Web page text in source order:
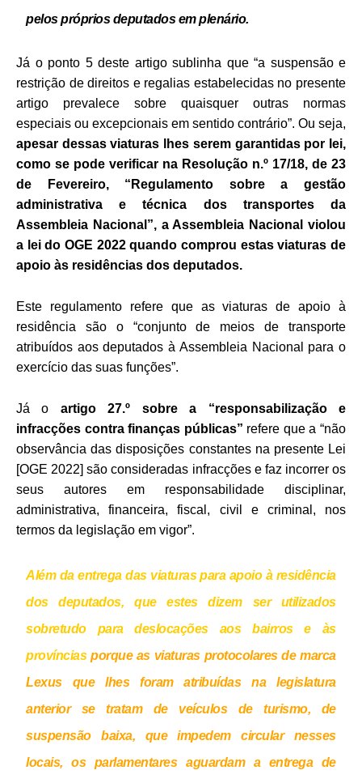
pelos próprios deputados em plenário.
Já o ponto 5 deste artigo sublinha que “a suspensão e
restrição de direitos e regalias estabelecidas no presente
artigo prevalece sobre quaisquer outras normas
especiais ou excepcionais em sentido contrário”. Ou seja,
apesar dessas viaturas lhes serem garantidas por lei,
como se pode verificar na Resolução n.º 17/18, de 23
de Fevereiro, “Regulamento sobre a gestão
administrativa e técnica dos transportes da
Assembleia Nacional”, a Assembleia Nacional violou
a lei do OGE 2022 quando comprou estas viaturas de
apoio às residências dos deputados.
Este regulamento refere que as viaturas de apoio à
residência são o “conjunto de meios de transporte
atribuídos aos deputados à Assembleia Nacional para o
exercício das suas funções”.
Já o artigo 27.º sobre a “responsabilização e
infracções contra finanças públicas” refere que a “não
observância das disposições constantes na presente Lei
[OGE 2022] são consideradas infracções e faz incorrer os
seus autores em responsabilidade disciplinar,
administrativa, financeira, fiscal, civil e criminal, nos
termos da legislação em vigor”.
Além da entrega das viaturas para apoio à residência
dos deputados, que estes dizem ser utilizados
sobretudo para deslocações aos bairros e às
provínciasporque as viaturas protocolares de marca
Lexus que lhes foram atribuídas na legislatura
anterior se tratam de veículos de turismo, de
suspensão baixa, que impedem circular nesses
locais,os parlamentares aguardam a entrega de